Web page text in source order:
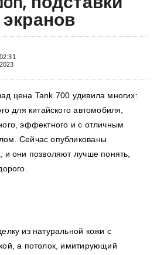
02:31
2023
цена Tank 700 удивила многих:
для китайского автомобиля,
эффектного и с отличным
Сейчас опубликованы
и они позволяют лучше понять,
из натуральной кожи с
а потолок, имитирующий